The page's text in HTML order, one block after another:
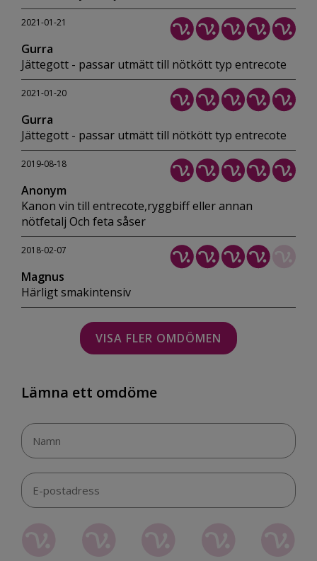
2021-01-21
Gurra
Jättegott - passar utmätt till nötkött typ entrecote
2021-01-20
Gurra
Jättegott - passar utmätt till nötkött typ entrecote
2019-08-18
Anonym
Kanon vin till entrecote,ryggbiff eller annan
nötfetalj Och feta såser
2018-02-07
Magnus
Härligt smakintensiv
VISA FLER OMDÖMEN
Lämna ett omdöme